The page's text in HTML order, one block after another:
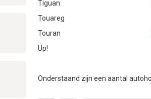
Tiguan
Touareg
Touran
Up!
Onderstaand zijn een aantal